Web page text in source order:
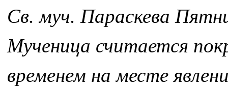
Св. муч. Параскева
Мученица считается
временем на месте